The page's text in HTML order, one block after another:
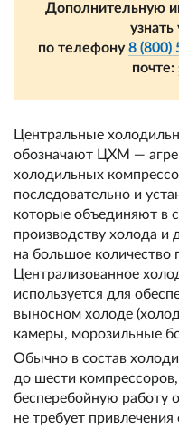
Дополнительную
по телефону8 (800)
почте:
Центральные
обозначают ЦХМ —
холодильных
последовательно и
которые объединяют в
производству холода и
на большое количество
Централизованное
используется для
выносном холоде
камеры, морозильные
Обычно в состав
до шести компрессоров,
бесперебойную работу
не требует